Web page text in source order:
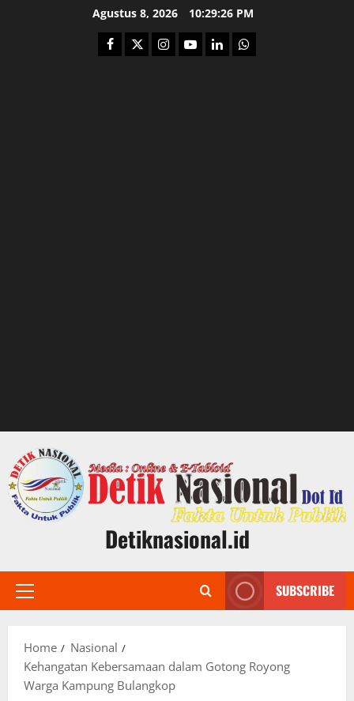
Agustus 8, 2026 10:29:27 PM
Facebook
TwitterInstagram
YoutubeLinkedinWhatsapp
Detiknasional.id
Primary
SUBSCRIBE
Home
Nasional
Kehangatan Kebersamaan dalam Gotong Royong
Warga Kampung Bulangkop